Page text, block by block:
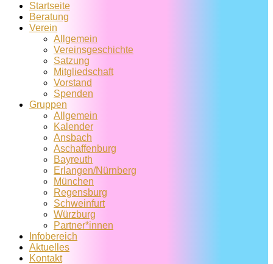
Startseite
Beratung
Verein
Allgemein
Vereins­geschichte
Satzung
Mitglied­schaft
Vorstand
Spenden
Gruppen
Allgemein
Kalender
Ansbach
Aschaffenburg
Bayreuth
Erlangen/Nürnberg
München
Regensburg
Schweinfurt
Würzburg
Partner*innen
Infobereich
Aktuelles
Kontakt